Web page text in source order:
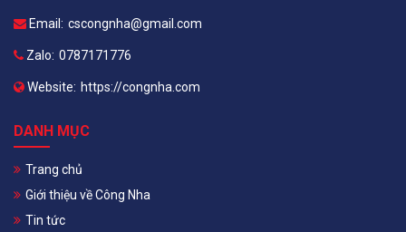
Email: cscongnha@gmail.com
Zalo: 0787171776
Website: https://congnha.com
DANH MỤC
Trang chủ
Giới thiệu về Công Nha
Tin tức